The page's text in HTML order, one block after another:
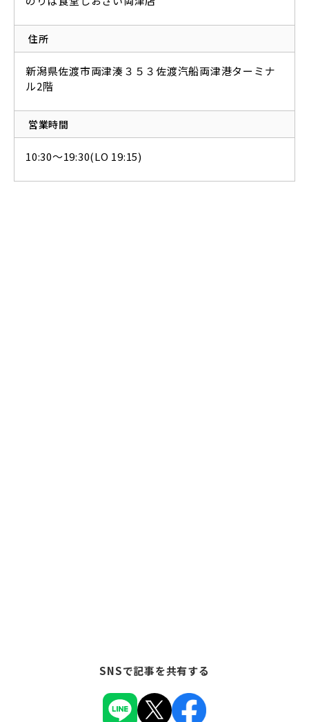
住所
新潟県佐渡市両津湊３５３佐渡汽船両津港ターミナ
ル2階
営業時間
10:30～19:30(LO 19:15)
SNSで記事を共有する